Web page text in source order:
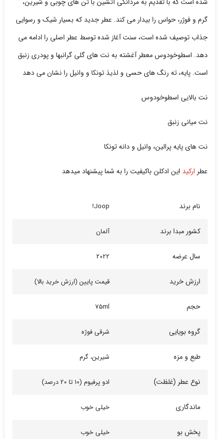
گرم و فوژر، حواس را بیدار می کند. عطر جدید که بسیار شیک و رسوایی
جذاب توصیف شده است، سنت آغاز شده توسط عطر اصلی را ادامه می
دهد. اسطوخودوس معطر آغشته به نت های گلی گرانبها و پودری زنبق
است. پایه، ته رنگ های حسی و لذیذ تونکا و وانیل را نشان می دهد
نت بالایی اسطوخودوس
نت میانی زنبق
نت های پایه پرالین، وانیل و دانه تونکا
عطر ارکید این ادکلن باکیفیت را به شما پیشنهاد میدهد
نام برند Joop!
کشور مبدا برند آلمان
سال عرضه 2022
ارزش خرید قیمت پایین (ارزش خرید بالا)
حجم 75ml
گروه بویایی شرقی فوژه
طبع و مزه شیرین، گرم
نوع عطر (غلظت) ادو پرفیوم (10 تا 20 درصد)
ماندگاری خیلی خوب
پخش بو خیلی خوب